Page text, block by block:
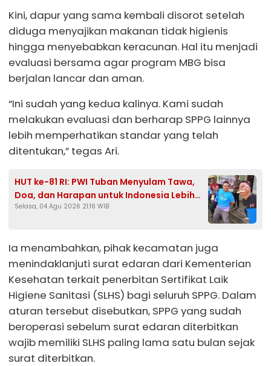
Kini, dapur yang sama kembali disorot setelah
diduga menyajikan makanan tidak higienis
hingga menyebabkan keracunan. Hal itu menjadi
evaluasi bersama agar program MBG bisa
berjalan lancar dan aman.
“Ini sudah yang kedua kalinya. Kami sudah
melakukan evaluasi dan berharap SPPG lainnya
lebih memperhatikan standar yang telah
ditentukan,” tegas Ari.
HUT ke-81 RI: PWI Tuban Menyulam Tawa,
Doa, dan Harapan untuk Indonesia Lebih
Baik
Selasa, 04 Agu 2026 21:16 WIB
Ia menambahkan, pihak kecamatan juga
menindaklanjuti surat edaran dari Kementerian
Kesehatan terkait penerbitan Sertifikat Laik
Higiene Sanitasi (SLHS) bagi seluruh SPPG. Dalam
aturan tersebut disebutkan, SPPG yang sudah
beroperasi sebelum surat edaran diterbitkan
wajib memiliki SLHS paling lama satu bulan sejak
surat diterbitkan.